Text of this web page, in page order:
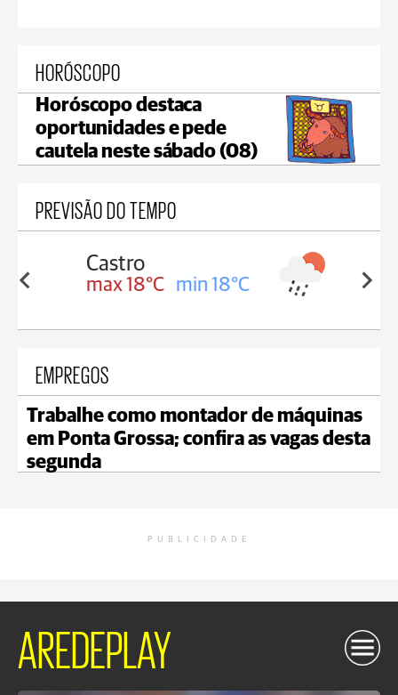
HORÓSCOPO
Horóscopo destaca
oportunidades e pede
cautela neste sábado (08)
PREVISÃO DO TEMPO
18°C max 18°C min 17°C
EMPREGOS
Trabalhe como montador de máquinas
em Ponta Grossa; confira as vagas desta
segunda
PUBLICIDADE
AREDEPLAY